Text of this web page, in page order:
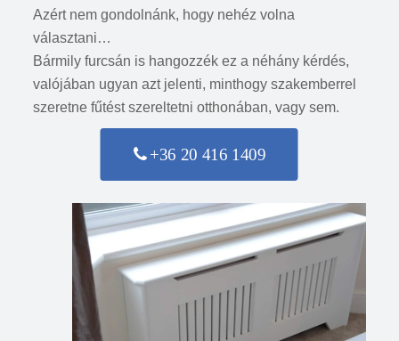
Azért nem gondolnánk, hogy nehéz volna
választani…
Bármily furcsán is hangozzék ez a néhány kérdés,
valójában ugyan azt jelenti, minthogy szakemberrel
szeretne fűtést szereltetni otthonában, vagy sem.
+36 20 416 1409